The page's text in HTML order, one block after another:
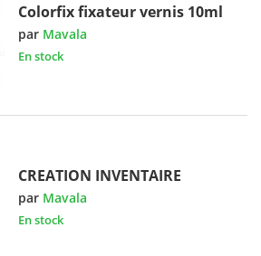
Colorfix fixateur vernis 10ml
par Mavala
En stock
CREATION INVENTAIRE
par Mavala
En stock